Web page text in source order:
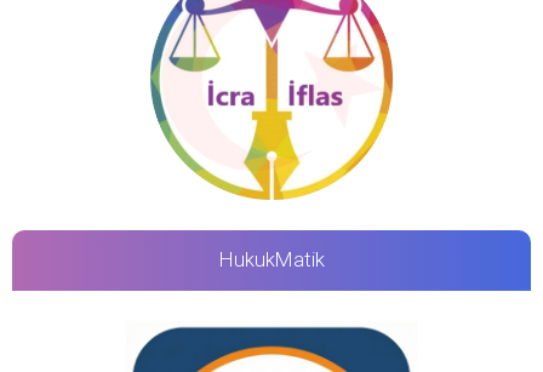
HukukMatik